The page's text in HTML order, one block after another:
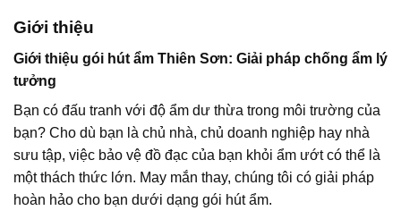
Giới thiệu
Giới thiệu gói hút ẩm Thiên Sơn: Giải pháp chống ẩm lý
tưởng
Bạn có đấu tranh với độ ẩm dư thừa trong môi trường của
bạn? Cho dù bạn là chủ nhà, chủ doanh nghiệp hay nhà
sưu tập, việc bảo vệ đồ đạc của bạn khỏi ẩm ướt có thể là
một thách thức lớn. May mắn thay, chúng tôi có giải pháp
hoàn hảo cho bạn dưới dạng gói hút ẩm.